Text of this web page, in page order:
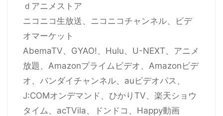
ｄアニメストア
ニコニコ生放送、ニコニコチャンネル、ビデ
オマーケット
AbemaTV、GYAO!、Hulu、U-NEXT、アニメ
放題、Amazonプライムビデオ、Amazonビデ
オ、バンダイチャンネル、auビデオパス、
J:COMオンデマンド、ひかりTV、楽天ショウ
タイム、acTVila、ドンドコ、Happy動画